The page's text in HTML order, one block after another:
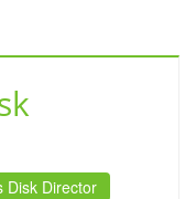
Disk Director